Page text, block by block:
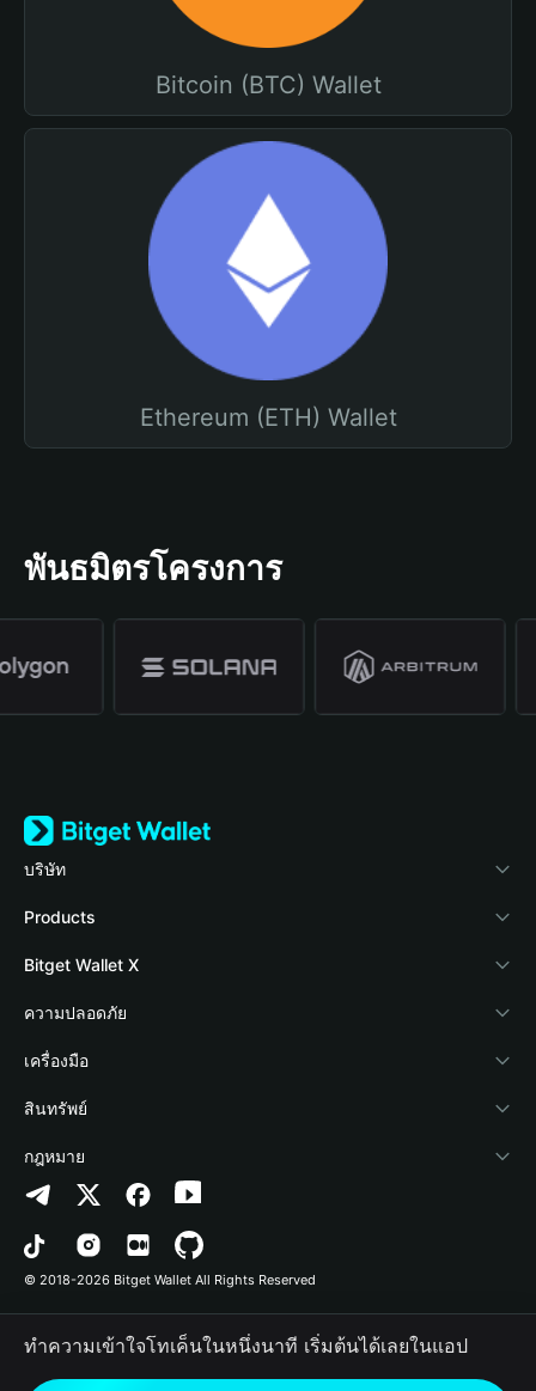
Bitcoin (BTC) Wallet
Ethereum (ETH) Wallet
พันธมิตรโครงการ
บริษัท
เกี่ยวกับ Bitget Wallet
Blog
Academy
ข่าวสารด้านคริปโต
ศูนย์ช่วยเหลือ
ติดต่อเรา
ทรัพยากรข้อมูลของแบรนด์
อาชีพ
Products
Crypto Card
Stablecoin Earn
Payfi Crypto
Crypto Swap API
Altcoin Season Index
Prediction Markets
DApp
RWA
Bitget Wallet X
นักพัฒนา
เชื่อมต่อ Wallet
Bitget Wallet Pay
ลิสต์โปรเจกต์
ความปลอดภัย
Protection Fund
เทคโนโลยีความปลอดภัย
เครื่องมือ
ซื้อคริปโต
การตรวจจับการอนุญาต
การตรวจจับสัญญา
การโอนเป็นชุด
สินทรัพย์
Arbitrum
Avalanche
Bitcoin
Polygon
กฎหมาย
นโยบายความเป็นส่วนตัว
ข้อตกลงในการใช้บริการ
© 2018-2026 Bitget Wallet All Rights Reserved
ทำความเข้าใจโทเค็นในหนึ่งนาที เริ่มต้นได้เลยในแอป